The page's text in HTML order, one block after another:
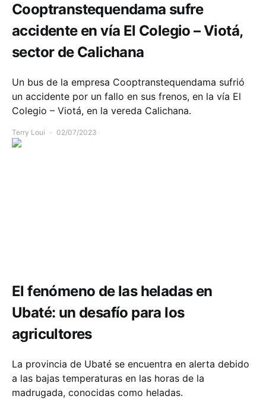
Cooptranstequendama sufre
accidente en vía El Colegio – Viotá,
sector de Calichana
Un bus de la empresa Cooptranstequendama sufrió
un accidente por un fallo en sus frenos, en la vía El
Colegio – Viotá, en la vereda Calichana.
Terry Loui 02/07/2023
El fenómeno de las heladas en
Ubaté: un desafío para los
agricultores
La provincia de Ubaté se encuentra en alerta debido
a las bajas temperaturas en las horas de la
madrugada, conocidas como heladas.